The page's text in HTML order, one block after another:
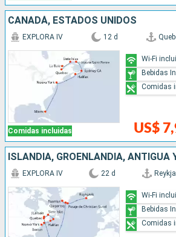
CANADÁ, ESTADOS UNIDOS
Comidas incluidas
EXPLORA IV 12 d
US$
Wi-Fi
Bebidas
Comidas
EXPLORA IV 22 d
Wi-Fi
Bebidas
Comidas